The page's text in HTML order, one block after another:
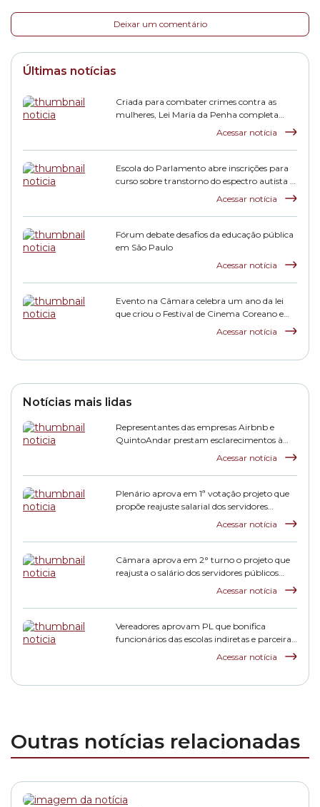
Deixar um comentário
Últimas notícias
Criada para combater crimes contra as
mulheres, Lei Maria da Penha completa
Acessar notícia
Escola do Parlamento abre inscrições para
curso sobre transtorno do espectro autista e
Acessar notícia
Fórum debate desafios da educação pública
em São Paulo
Acessar notícia
Evento na Câmara celebra um ano da lei
que criou o Festival de Cinema Coreano em
Acessar notícia
Notícias mais lidas
Representantes das empresas Airbnb e
QuintoAndar prestam esclarecimentos à
Acessar notícia
Plenário aprova em 1ª votação projeto que
propõe reajuste salarial dos servidores
Acessar notícia
Câmara aprova em 2° turno o projeto que
reajusta o salário dos servidores públicos
Acessar notícia
Vereadores aprovam PL que bonifica
funcionários das escolas indiretas e parceiras
Acessar notícia
Outras notícias relacionadas